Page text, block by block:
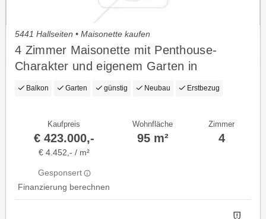
5441 Hallseiten • Maisonette kaufen
4 Zimmer Maisonette mit Penthouse-
Charakter und eigenem Garten in
traumhafter Lage
Balkon Garten günstig Neubau Erstbezug
Kaufpreis
€ 423.000,-
€ 4.452,- / m²
Gesponsert
Finanzierung berechnen
Wohnfläche
95 m²
Zimmer
4